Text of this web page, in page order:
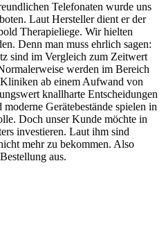
Telefonaten wurde uns
Laut Hersteller dient er der
Therapieliege. Wir hielten
Denn man muss ehrlich sagen:
sind im Vergleich zum Zeitwert
werden im Bereich
ab einem Aufwand von
knallharte Entscheidungen
Gerätebestände spielen in
Doch unser Kunde möchte in
investieren. Laut ihm sind
mehr zu bekommen. Also
aus.